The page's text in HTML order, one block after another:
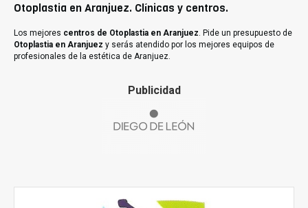
Otoplastia en Aranjuez. Clínicas y centros.
Los mejores centros de Otoplastia en Aranjuez. Pide un presupuesto de
Otoplastia en Aranjuez y serás atendido por los mejores equipos de
profesionales de la estética de Aranjuez.
Publicidad